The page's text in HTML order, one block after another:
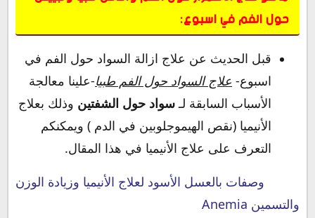
حول الفم في اسبوع:
قبل الحديث عن علاج ازالة السواد حول الفم في
اسبوع- علاج السواد حول الفم طبيا-علينا معالجة
الأسباب السابقة لـسواد حول الشفتين وذلك بعلاج
الأنيميا (نقص الهيموجلوبين في الدم ) ويمكنكم
التعرف على علاج الأنيميا في هذا المقال.
وصفات بالعسل الأسود لعلاج الأنيميا وزيادة الوزن
والتسمين Anemia